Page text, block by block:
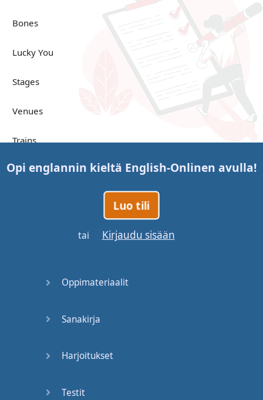
Bones
Lucky You
Stages
Venues
Trains
Bite, Bit,
Opi englannin kieltä English-Onlinen avulla!
Luo tili
tai Kirjaudu sisään
Oppimateriaalit
Sanakirja
Harjoitukset
Testit